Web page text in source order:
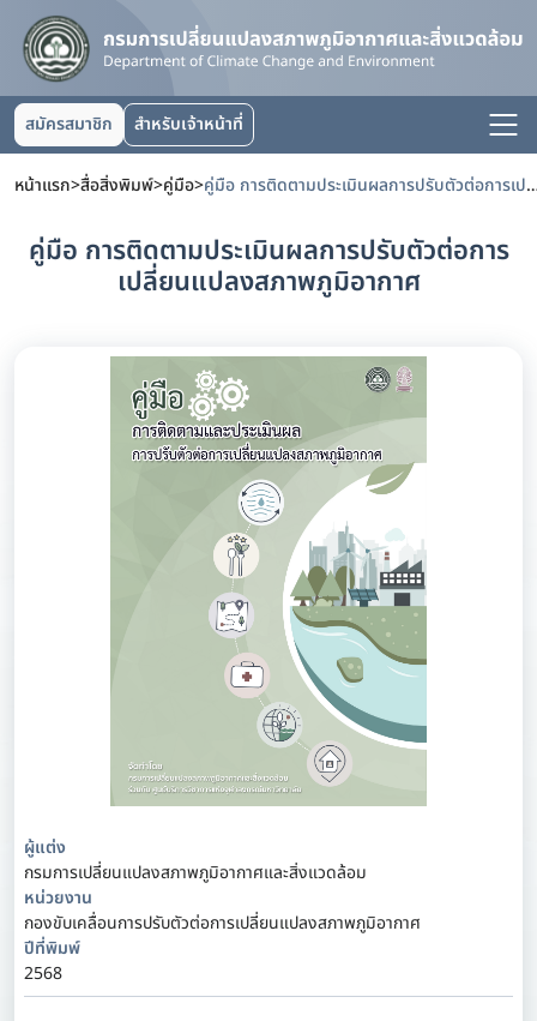
สมัครสมาชิก สำหรับเจ้าหน้าที่
หน้าแรก>สื่อสิ่งพิมพ์>คู่มือ> คู่มือ การติดตามประเมินผลการปรั
คู่มือ การติดตามประเมินผลการปรับตัวต่อการ
เปลี่ยนแปลงสภาพภูมิอากาศ
ผู้แต่ง
กรมการเปลี่ยนแปลงสภาพภูมิอากาศและสิ่งแวดล้อม
หน่วยงาน
กองขับเคลื่อนการปรับตัวต่อการเปลี่ยนแปลงสภาพภูมิอากาศ
ปีที่พิมพ์
2568